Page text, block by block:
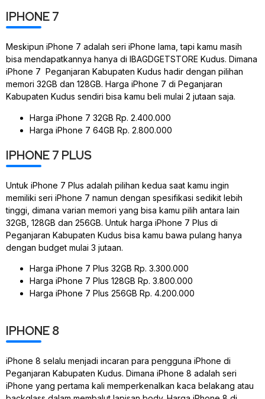
IPHONE 7
Meskipun iPhone 7 adalah seri iPhone lama, tapi kamu masih
bisa mendapatkannya hanya di IBAGDGETSTORE Kudus. Dimana
iPhone 7 Peganjaran Kabupaten Kudus hadir dengan pilihan
memori 32GB dan 128GB. Harga iPhone 7 di Peganjaran
Kabupaten Kudus sendiri bisa kamu beli mulai 2 jutaan saja.
Harga iPhone 7 32GB Rp. 2.400.000
Harga iPhone 7 64GB Rp. 2.800.000
IPHONE 7 PLUS
Untuk iPhone 7 Plus adalah pilihan kedua saat kamu ingin
memiliki seri iPhone 7 namun dengan spesifikasi sedikit lebih
tinggi, dimana varian memori yang bisa kamu pilih antara lain
32GB, 128GB dan 256GB. Untuk harga iPhone 7 Plus di
Peganjaran Kabupaten Kudus bisa kamu bawa pulang hanya
dengan budget mulai 3 jutaan.
Harga iPhone 7 Plus 32GB Rp. 3.300.000
Harga iPhone 7 Plus 128GB Rp. 3.800.000
Harga iPhone 7 Plus 256GB Rp. 4.200.000
IPHONE 8
iPhone 8 selalu menjadi incaran para pengguna iPhone di
Peganjaran Kabupaten Kudus. Dimana iPhone 8 adalah seri
iPhone yang pertama kali memperkenalkan kaca belakang atau